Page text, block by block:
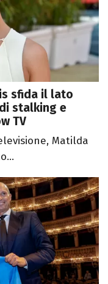
sfida il lato
stalking e
TV
Matilda